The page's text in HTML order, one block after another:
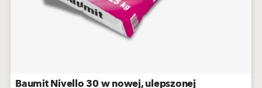
Baumit Nivello 30 w nowej, ulepszonej